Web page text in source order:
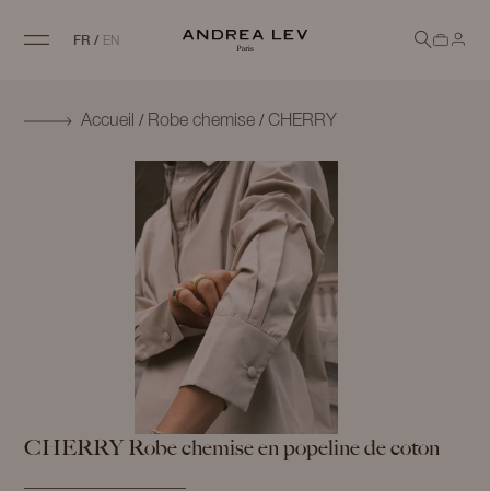
FR / EN
Accueil / Robe chemise /CHERRY
CHERRY Robe chemise en popeline de coton